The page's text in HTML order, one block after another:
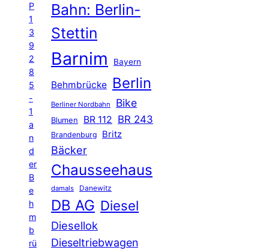
P
1
3
9
2
8
5
-
1
a
n
d
er
B
e
h
m
b
rü
Bahn: Berlin-
Stettin
Barnim Bayern
Behmbrücke Berlin
Berliner Nordbahn Bike
Blumen BR 112 BR 243
Brandenburg Britz
Bäcker
Chausseehaus
damals Danewitz
DB AG Diesel
Diesellok
Dieseltriebwagen